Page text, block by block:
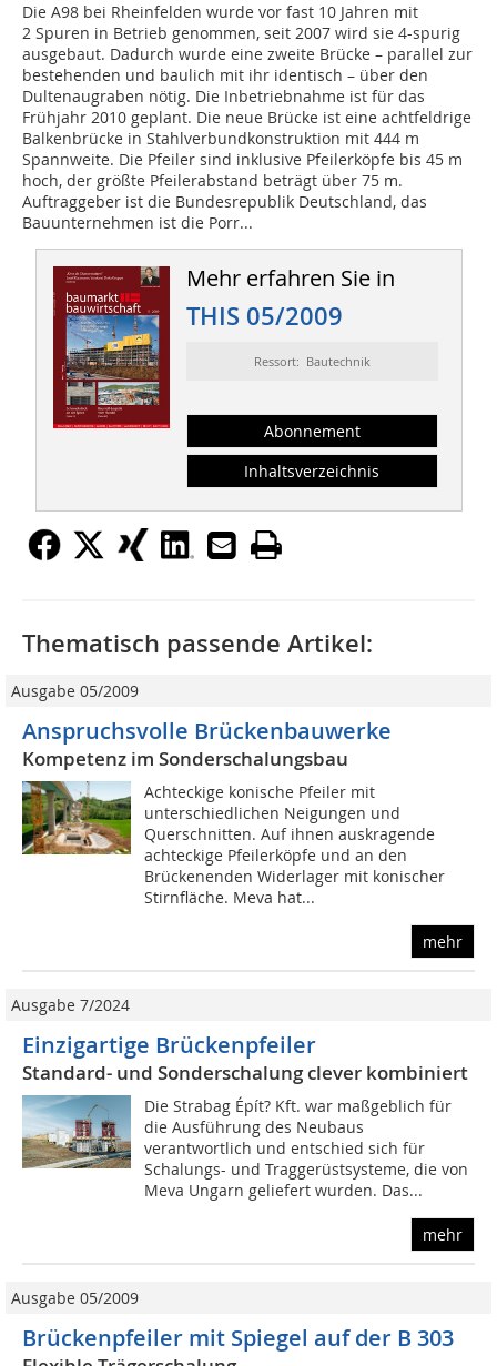
Die A98 bei Rheinfelden wurde vor fast 10 Jahren mit
2 Spuren in Betrieb genommen, seit 2007 wird sie 4-spurig
ausgebaut. Dadurch wurde eine zweite Brücke – parallel zur
bestehenden und baulich mit ihr identisch – über den
Dultenaugraben nötig. Die Inbetriebnahme ist für das
Frühjahr 2010 geplant. Die neue Brücke ist eine achtfeldrige
Balkenbrücke in Stahlverbundkonstruktion mit 444 m
Spannweite. Die Pfeiler sind inklusive Pfeilerköpfe bis 45 m
hoch, der größte Pfeilerabstand beträgt über 75 m.
Auftraggeber ist die Bundesrepublik Deutschland, das
Bauunternehmen ist die Porr...
Mehr erfahren Sie in
THIS 05/2009
Ressort: Bautechnik
Abonnement
Inhaltsverzeichnis
Thematisch passende Artikel:
Ausgabe 05/2009
Anspruchsvolle Brückenbauwerke
Kompetenz im Sonderschalungsbau
Achteckige konische Pfeiler mit
unterschiedlichen Neigungen und
Querschnitten. Auf ihnen auskragende
achteckige Pfeilerköpfe und an den
Brückenenden Widerlager mit konischer
Stirnfläche. Meva hat...
mehr
Ausgabe 7/2024
Einzigartige Brückenpfeiler
Standard- und Sonderschalung clever kombiniert
Die Strabag Épít? Kft. war maßgeblich für
die Ausführung des Neubaus
verantwortlich und entschied sich für
Schalungs- und Traggerüstsysteme, die von
Meva Ungarn geliefert wurden. Das...
mehr
Ausgabe 05/2009
Brückenpfeiler mit Spiegel auf der B 303